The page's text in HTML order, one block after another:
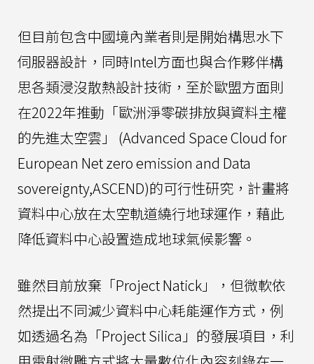
但目前包含中國境內業者則是開始構思水下
伺服器設計，同時Intel方面也與合作夥伴構
思各類浸沒散熱設計技術，至於歐盟方面則
在2022年推動「歐洲淨零碳排放與資料主權
的先進太空雲」 (Advanced Space Cloud for
European Net zero emission and Data
sovereignty,ASCEND)的可行性研究，計畫將
資料中心放在太空軌道繞行地球運作，藉此
降低資料中心設置造成地球氣候影響。
雖然目前放棄「Project Natick」，但微軟依
然提出不同減少資料中心耗能運作方式，例
如透過名為「Project Silica」的發展項目，利